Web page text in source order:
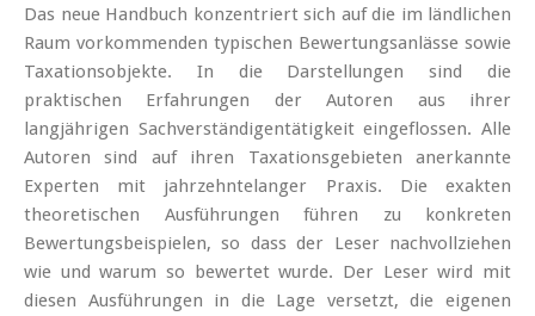
Das neue Handbuch konzentriert sich auf die im ländlichen
Raum vorkommenden typischen Bewertungsanlässe sowie
Taxationsobjekte. In die Darstellungen sind die
praktischen Erfahrungen der Autoren aus ihrer
langjährigen Sachverständigentätigkeit eingeflossen. Alle
Autoren sind auf ihren Taxationsgebieten anerkannte
Experten mit jahrzehntelanger Praxis. Die exakten
theoretischen Ausführungen führen zu konkreten
Bewertungsbeispielen, so dass der Leser nachvollziehen
wie und warum so bewertet wurde. Der Leser wird mit
diesen Ausführungen in die Lage versetzt, die eigenen